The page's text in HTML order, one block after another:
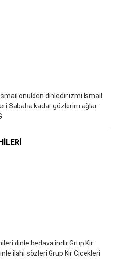
onulden dinledinizmi İsmail
Sabaha kadar gözlerim ağlar
dinle bedava indir Grup Kir
ilahi sözleri Grup Kir Cicekleri